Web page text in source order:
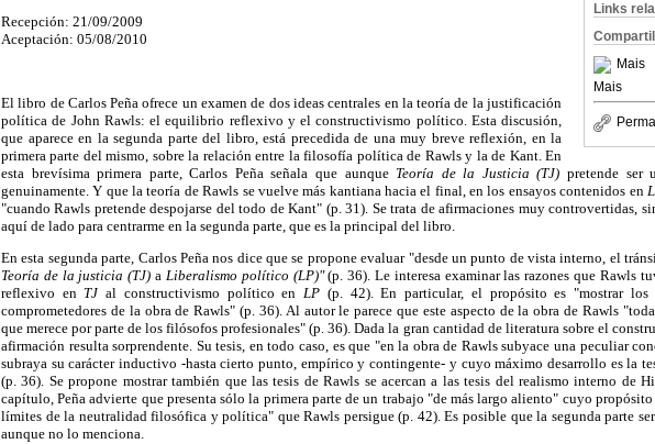
Links
Mais
Mais
Recepción: 21/09/2009
Aceptación: 05/08/2010
El libro de Carlos Peña ofrece un examen de dos ideas centrales en la teoría de la justificación
política de John Rawls: el equilibrio reflexivo y el constructivismo político. Esta discusión,
que aparece en la segunda parte del libro, está precedida de una muy breve reflexión, en la
primera parte del mismo, sobre la relación entre la filosofía política de Rawls y la de Kant. En
esta brevísima primera parte, Carlos Peña señala que aunque Teoría de la Justicia (TJ) pretende ser
genuinamente. Y que la teoría de Rawls se vuelve más kantiana hacia el final, en los ensayos contenidos en
"cuando Rawls pretende despojarse del todo de Kant" (p. 31). Se trata de afirmaciones muy controvertidas,
aquí de lado para centrarme en la segunda parte, que es la principal del libro.
En esta segunda parte, Carlos Peña nos dice que se propone evaluar "desde un punto de vista interno, el
Teoría de la justicia (TJ) a Liberalismo político (LP)"(p. 36). Le interesa examinar las razones que Rawls
reflexivo en TJ al constructivismo político enLP (p. 42). En particular, el propósito es "mostrar los
comprometedores de la obra de Rawls" (p. 36). Al autor le parece que este aspecto de la obra de Rawls
que merece por parte de los filósofos profesionales" (p. 36). Dada la gran cantidad de literatura sobre el
afirmación resulta sorprendente. Su tesis, en todo caso, es que "en la obra de Rawls subyace una peculiar
subraya su carácter inductivo -hasta cierto punto, empírico y contingente- y cuyo máximo desarrollo es la
(p. 36). Se propone mostrar también que las tesis de Rawls se acercan a las tesis del realismo interno de
capítulo, Peña advierte que presenta sólo la primera parte de un trabajo "de más largo aliento" cuyo
límites de la neutralidad filosófica y política" que Rawls persigue (p. 42). Es posible que la segunda parte
aunque no lo menciona.